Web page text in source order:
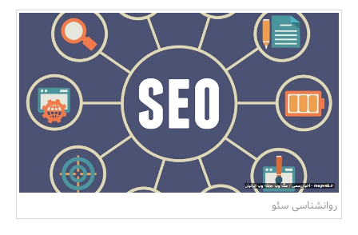
بانک، بیمه و سرمایه
مسکن و ساختمان
روانشناسی سئو